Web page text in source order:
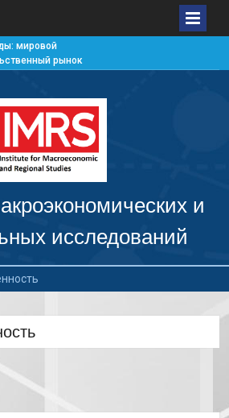
мировой
рынок
рынок
мировой
рынок
мировой
и
исследований